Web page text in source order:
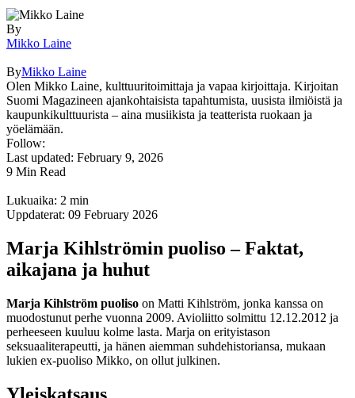
By
Mikko Laine
ByMikko Laine
Olen Mikko Laine, kulttuuritoimittaja ja vapaa kirjoittaja. Kirjoitan
Suomi Magazineen ajankohtaisista tapahtumista, uusista ilmiöistä ja
kaupunkikulttuurista – aina musiikista ja teatterista ruokaan ja
yöelämään.
Follow:
Last updated: February 9, 2026
9 Min Read
Lukuaika: 2 min
Uppdaterat: 09 February 2026
Marja Kihlströmin puoliso – Faktat,
aikajana ja huhut
Marja Kihlström puoliso on Matti Kihlström, jonka kanssa on
muodostunut perhe vuonna 2009. Avioliitto solmittu 12.12.2012 ja
perheeseen kuuluu kolme lasta. Marja on erityistason
seksuaaliterapeutti, ja hänen aiemman suhdehistoriansa, mukaan
lukien ex-puoliso Mikko, on ollut julkinen.
Yleiskatsaus